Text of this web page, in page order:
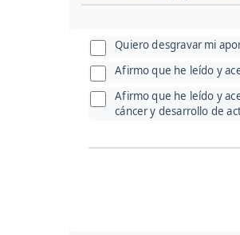
Quiero desgravar mi
Afirmo que he leído y
Afirmo que he leído y
cáncer y desarrollo de